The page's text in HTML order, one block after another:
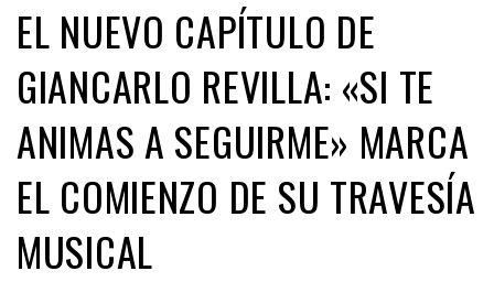
EL NUEVO CAPÍTULO DE
GIANCARLO REVILLA: «SI TE
ANIMAS A SEGUIRME» MARCA
EL COMIENZO DE SU TRAVESÍA
MUSICAL